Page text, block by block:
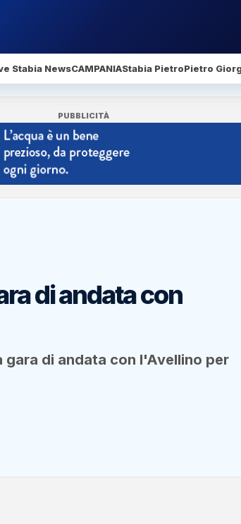
Stabia NewsCAMPANIAStabia PietroPietro
PUBBLICITÀ
di andata con
gara di andata con l'Avellino per